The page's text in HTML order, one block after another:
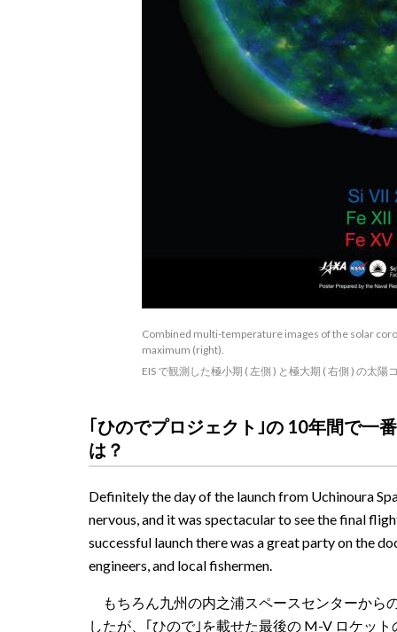
Combined multi-temperature images of the solar
maximum (right).
EIS で観測した極小期 ( 左側 ) と極大期 ( 右側 ) の太陽
｢ひのでプロジェクト｣の 10年間で一
は？
Definitely the day of the launch from Uchinoura
nervous, and it was spectacular to see the final
successful launch there was a great party on the
engineers, and local fishermen.
もちろん九州の内之浦スペースセンターから
したが、｢ひので｣を載せた最後の M-V ロケッ